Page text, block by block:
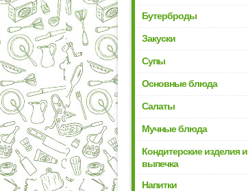
Бутерброды
Закуски
Супы
Основные блюда
Салаты
Мучные блюда
Кондитерские изделия и
выпечка
Напитки